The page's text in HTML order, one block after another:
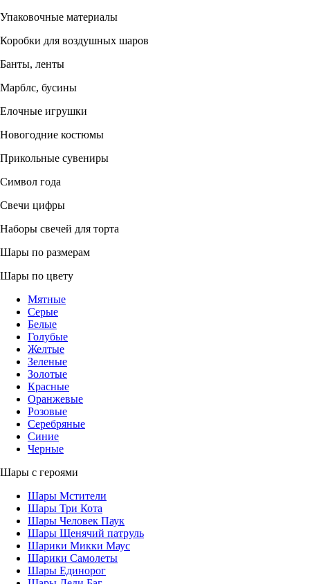
Упаковочные материалы
Коробки для воздушных шаров
Банты, ленты
Марблс, бусины
Елочные игрушки
Новогодние костюмы
Прикольные сувениры
Символ года
Свечи цифры
Наборы свечей для торта
Шары по размерам
Шары по цвету
Мятные
Серые
Белые
Голубые
Желтые
Зеленые
Золотые
Красные
Оранжевые
Розовые
Серебряные
Синие
Черные
Шары с героями
Шары Мстители
Шары Три Кота
Шары Человек Паук
Шары Щенячий патруль
Шарики Микки Маус
Шарики Самолеты
Шары Единорог